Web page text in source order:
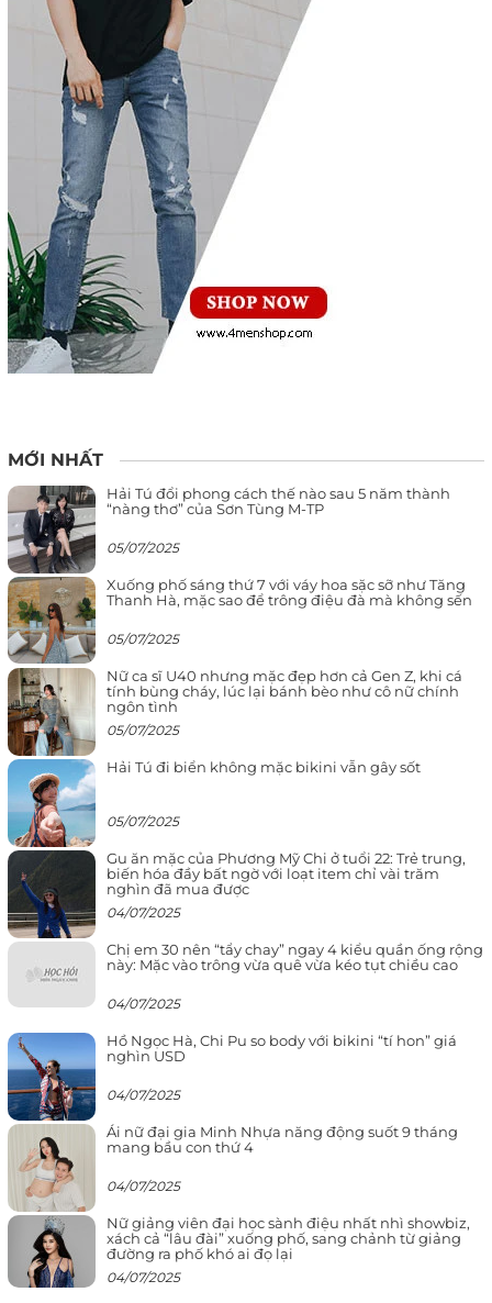
MỚI NHẤT
Hải Tú đổi phong cách thế nào sau 5 năm thành
“nàng thơ” của Sơn Tùng M-TP
05/07/2025
Xuống phố sáng thứ 7 với váy hoa sặc sỡ như Tăng
Thanh Hà, mặc sao để trông điệu đà mà không sến
05/07/2025
Nữ ca sĩ U40 nhưng mặc đẹp hơn cả Gen Z, khi cá
tính bùng cháy, lúc lại bánh bèo như cô nữ chính
ngôn tình
05/07/2025
Hải Tú đi biển không mặc bikini vẫn gây sốt
05/07/2025
Gu ăn mặc của Phương Mỹ Chi ở tuổi 22: Trẻ trung,
biến hóa đầy bất ngờ với loạt item chỉ vài trăm
nghìn đã mua được
04/07/2025
Chị em 30 nên “tẩy chay” ngay 4 kiểu quần ống rộng
này: Mặc vào trông vừa quê vừa kéo tụt chiều cao
04/07/2025
Hồ Ngọc Hà, Chi Pu so body với bikini “tí hon” giá
nghìn USD
04/07/2025
Ái nữ đại gia Minh Nhựa năng động suốt 9 tháng
mang bầu con thứ 4
04/07/2025
Nữ giảng viên đại học sành điệu nhất nhì showbiz,
xách cả “lâu đài” xuống phố, sang chảnh từ giảng
đường ra phố khó ai đọ lại
04/07/2025